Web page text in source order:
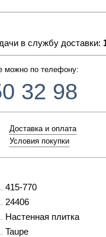
в службу доставки:
можно по телефону:
32 98
Доставка и оплата
Условия покупки
415-770
24406
Настенная плитка
Taupe